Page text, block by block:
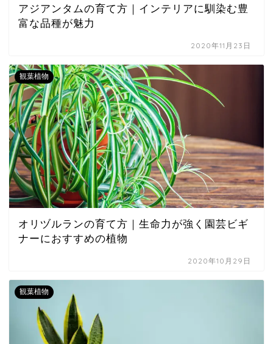
アジアンタムの育て方｜インテリアに馴染む豊
富な品種が魅力
2020年11月23日
観葉植物
オリヅルランの育て方｜生命力が強く園芸ビギ
ナーにおすすめの植物
2020年10月29日
観葉植物